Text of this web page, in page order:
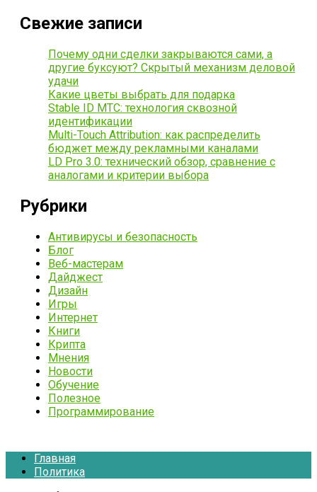
Свежие записи
Почему одни сделки закрываются сами, а
другие буксуют? Скрытый механизм деловой
удачи
Какие цветы выбрать для подарка
Stable ID МТС: технология сквозной
идентификации
Multi-Touch Attribution: как распределить
бюджет между рекламными каналами
LD Pro 3.0: технический обзор, сравнение с
аналогами и критерии выбора
Рубрики
Антивирусы и безопасность
Блог
Веб-мастерам
Дайджест
Дизайн
Игры
Интернет
Книги
Крипта
Мнения
Новости
Обучение
Полезное
Программирование
Главная
Политика